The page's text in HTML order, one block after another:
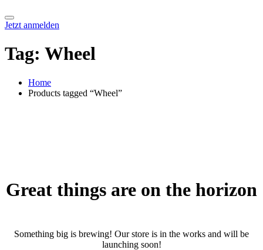
Jetzt anmelden
Tag: Wheel
Home
Products tagged “Wheel”
Great things are on the horizon
Something big is brewing! Our store is in the works and will be
launching soon!